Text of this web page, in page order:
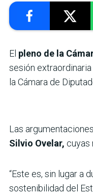
El pleno de la
sesión
la Cámara de
Las
Silvio Ovelar, cuyas
“Este es, sin lugar a
sostenibilidad del